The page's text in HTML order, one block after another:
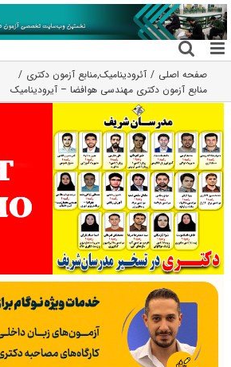
رفتن
به
محتوا
صفحه اصلی آئرودینامیک,منابع آزمون دکتری
منابع آزمون دکتری مهندسی هوافضا – آیرودینامیک